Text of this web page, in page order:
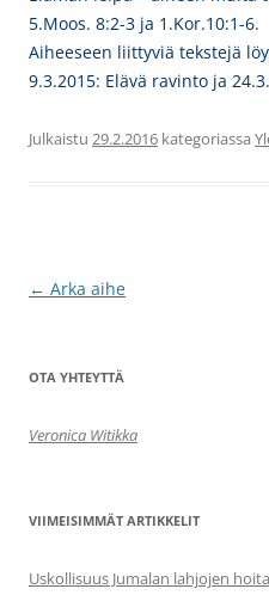
5.Moos. 8:2-3 ja 1.Kor.10:1-6.
Aiheeseen liittyviä tekstejä
9.3.2015: Elävä ravinto ja
Julkaistu 29.2.2016 kategoriassa
Artikkelien
← Arka aihe
OTA YHTEYTTÄ
Veronica Witikka
VIIMEISIMMÄT ARTIKKELIT
Uskollisuus Jumalan lahjojen